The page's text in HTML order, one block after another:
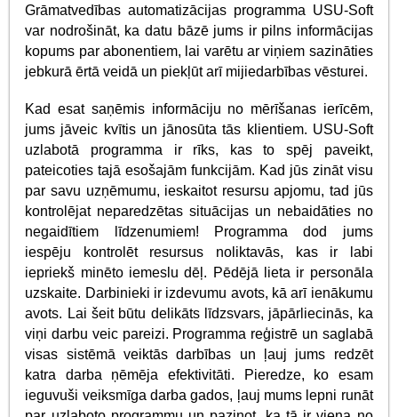
Grāmatvedības automatizācijas programma USU-Soft
var nodrošināt, ka datu bāzē jums ir pilns informācijas
kopums par abonentiem, lai varētu ar viņiem sazināties
jebkurā ērtā veidā un piekļūt arī mijiedarbības vēsturei.
Kad esat saņēmis informāciju no mērīšanas ierīcēm,
jums jāveic kvītis un jānosūta tās klientiem. USU-Soft
uzlabotā programma ir rīks, kas to spēj paveikt,
pateicoties tajā esošajām funkcijām. Kad jūs zināt visu
par savu uzņēmumu, ieskaitot resursu apjomu, tad jūs
kontrolējat neparedzētas situācijas un nebaidāties no
negaidītiem līdzenumiem! Programma dod jums
iespēju kontrolēt resursus noliktavās, kas ir labi
iepriekš minēto iemeslu dēļ. Pēdējā lieta ir personāla
uzskaite. Darbinieki ir izdevumu avots, kā arī ienākumu
avots. Lai šeit būtu delikāts līdzsvars, jāpārliecinās, ka
viņi darbu veic pareizi. Programma reģistrē un saglabā
visas sistēmā veiktās darbības un ļauj jums redzēt
katra darba ņēmēja efektivitāti. Pieredze, ko esam
ieguvuši veiksmīga darba gados, ļauj mums lepni runāt